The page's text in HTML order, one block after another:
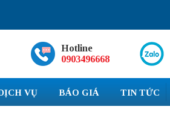
Hotline
0903496668
VỤ BÁO GIÁ TIN TỨC